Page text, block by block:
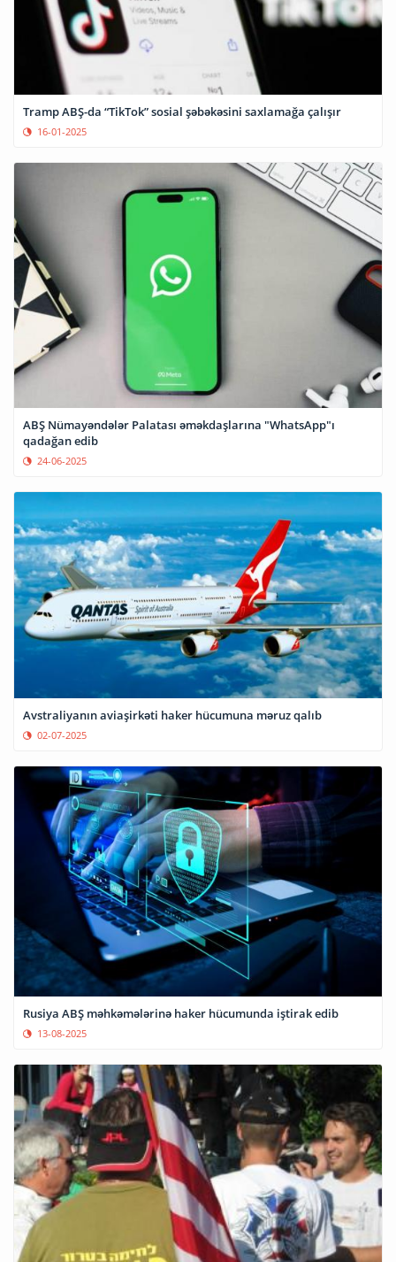
Tramp ABŞ-da “TikTok” sosial şəbəkəsini saxlamağa çalışır
16-01-2025
ABŞ Nümayəndələr Palatası əməkdaşlarına "WhatsApp"ı
qadağan edib
24-06-2025
Avstraliyanın aviaşirkəti haker hücumuna məruz qalıb
02-07-2025
Rusiya ABŞ məhkəmələrinə haker hücumunda iştirak edib
13-08-2025